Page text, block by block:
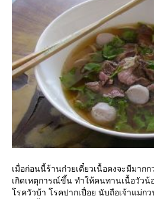
เมื่อก่อนนี้ร้านก๋วยเตี๋ยวเนื้อคงจะมีมาก
เกิดเหตุการณ์ขึ้น ทำให้คนทานเนื้อวัวน้
รควัวบ้า โรคปากเปื่อย นับถือเจ้าแม่ก